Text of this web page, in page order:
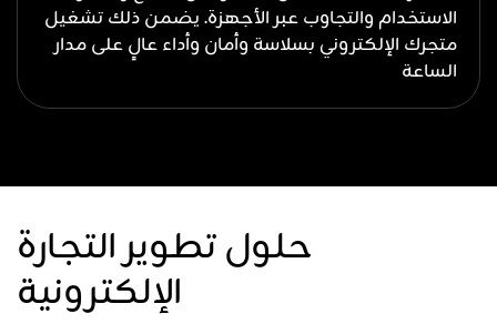
الاستخدام والتجاوب عبر الأجهزة. يضمن ذلك تشغيل
متجرك الإلكتروني بسلاسة وأمان وأداء عالٍ على مدار
الساعة
حلول تطوير التجارة
الإلكترونية